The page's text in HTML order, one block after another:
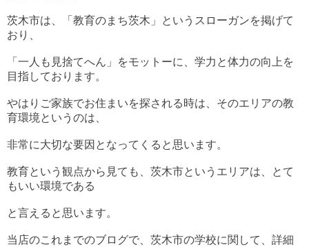
茨木市は、「教育のまち茨木」というスローガンを掲げて
おり、
「一人も見捨てへん」をモットーに、学力と体力の向上を
目指しております。
やはりご家族でお住まいを探される時は、そのエリアの教
育環境というのは、
非常に大切な要因となってくると思います。
教育という観点から見ても、茨木市というエリアは、とて
もいい環境である
と言えると思います。
当店のこれまでのブログで、茨木市の学校に関して、詳細